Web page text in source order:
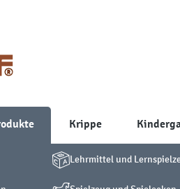
Krippe
Lehrmittel und